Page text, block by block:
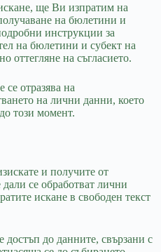
ще Ви изпратим на
на бюлетини и
инструкции за
на бюлетини и субект на
оттегляне на съгласието.
се отразява на
на лични данни, което
този момент.
и получите от
се обработват лични
искане в свободен текст
до данните, свързани с